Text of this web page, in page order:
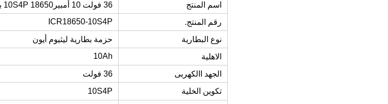
اسم المنتج 36 فولت 10 أمبير
18650 10S4P بطارية ليثيوم أيون
رقم المنتج.
ICR18650-10S4P
نوع البطارية
حزمة بطارية ليثيوم أيون
الاهلية
10Ah
الجهد االكهربى
36 فولت
تكوين الخلية
10S4P